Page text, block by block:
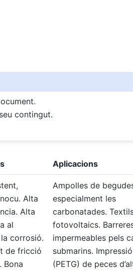
contingut.
Aplicacions
Alta
Alta
al
corrosió.
de fricció
Bona
Ampolles de
especialment les
carbonatades.
fotovoltaics.
impermeables pels
submarins.
(PETG) de peces